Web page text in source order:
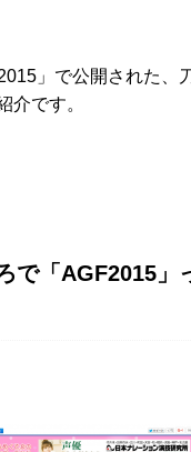
」で公開された、
介です。
で「AGF2015」